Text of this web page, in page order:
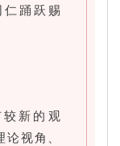
踊跃赐
新的观
视角、